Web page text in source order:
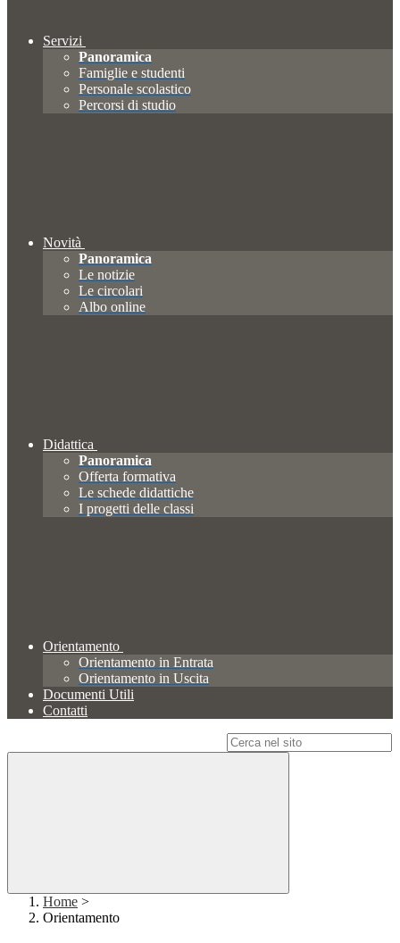
Servizi
Panoramica
Famiglie e studenti
Personale scolastico
Percorsi di studio
Novità
Panoramica
Le notizie
Le circolari
Albo online
Didattica
Panoramica
Offerta formativa
Le schede didattiche
I progetti delle classi
Orientamento
Orientamento in Entrata
Orientamento in Uscita
Documenti Utili
Contatti
Home >
Orientamento